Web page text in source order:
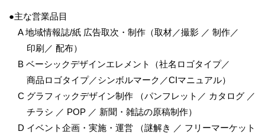
●主な営業品目
A 地域情報誌/紙 広告取次・制作（取材／撮影 ／ 制作／
印刷／ 配布）
B ベーシックデザインエレメント（社名ロゴタイプ／
商品ロゴタイプ／シンボルマーク／CIマニュアル）
C グラフィックデザイン制作 （パンフレット／ カタログ ／
チラシ ／ POP ／ 新聞・雑誌の原稿制作）
D イベント企画・実施・運営 （謎解き ／ フリーマーケット